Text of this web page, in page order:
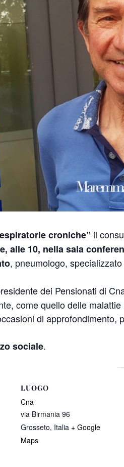
croniche” il
alle 10, nella sala
, pneumologo,
dei Pensionati di
come quello delle
di
sociale.
LUOGO
Cna
via Birmania 96
Grosseto, Italia + Google
Maps